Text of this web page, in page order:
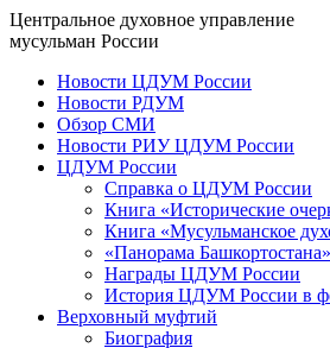
Центральное духовное управление
мусульман России
Новости ЦДУМ России
Новости РДУМ
Обзор СМИ
Новости РИУ ЦДУМ России
ЦДУМ России
Справка о ЦДУМ России
Книга «Исторические
Книга «Мусульманское
«Панорама
Награды ЦДУМ России
История ЦДУМ России в
Верховный муфтий
Биография